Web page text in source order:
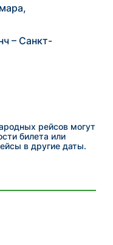
– Санкт-
рейсов могут
билета или
в другие даты.